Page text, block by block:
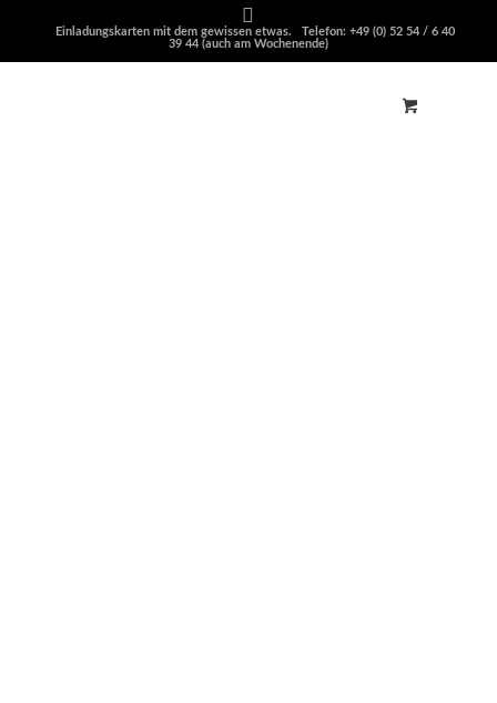
Einladungskarten mit dem gewissen etwas. Telefon: +49 (0) 52 54 / 6 40
39 44 (auch am Wochenende)